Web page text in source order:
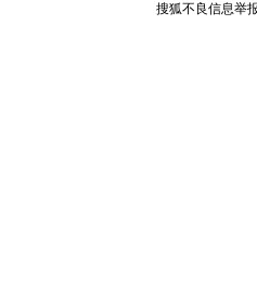
搜狐不良信息举